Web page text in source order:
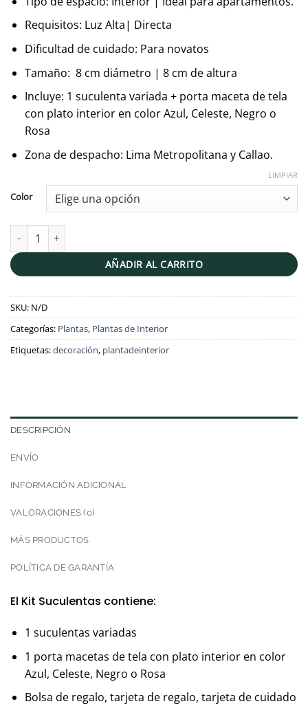
Requisitos: Luz Alta| Directa
Dificultad de cuidado: Para novatos
Tamaño: 8 cm diámetro | 8 cm de altura
Incluye: 1 suculenta variada + porta maceta de tela
con plato interior en color Azul, Celeste, Negro o
Rosa
Zona de despacho: Lima Metropolitana y Callao.
Color
LIMPIAR
Suculentas porta maceta de tela | 8cm cantidad
AÑADIR AL CARRITO
SKU: N/D
Categorías: Plantas, Plantas de Interior
Etiquetas:decoración, plantadeinterior
DESCRIPCIÓN
ENVÍO
INFORMACIÓN ADICIONAL
VALORACIONES (0)
MÁS PRODUCTOS
POLÍTICA DE GARANTÍA
El Kit Suculentas contiene:
1 suculentas variadas
1 porta macetas de tela con plato interior en color
Azul, Celeste, Negro o Rosa
Bolsa de regalo, tarjeta de regalo, tarjeta de cuidado